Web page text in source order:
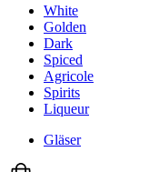
White
Golden
Dark
Spiced
Agricole
Spirits
Liqueur
Gläser